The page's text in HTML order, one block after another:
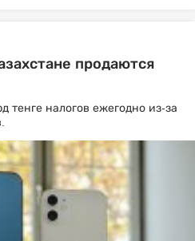
продаются
тенге налогов ежегодно из-за